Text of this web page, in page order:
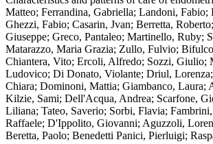
Matteo; Ferrandina, Gabriella; Landoni,
Ghezzi, Fabio; Casarin, Jvan; Berretta,
Giuseppe; Greco, Pantaleo; Martinello, Ruby;
Matarazzo, Maria Grazia; Zullo, Fulvio;
Chiantera, Vito; Ercoli, Alfredo; Sozzi, Giulio;
Ludovico; Di Donato, Violante; Driul,
Chiara; Dominoni, Mattia; Giambanco, Laura;
Kilzie, Sami; Dell'Acqua, Andrea; Scarfone,
Liliana; Tateo, Saverio; Sorbi, Flavia;
Raffaele; D'Ippolito, Giovanni; Aguzzoli,
Beretta, Paolo; Benedetti Panici, Pierluigi;